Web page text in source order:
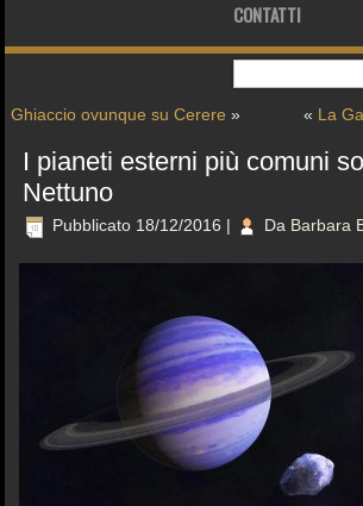
CONTATTI
Ghiaccio ovunque su Cerere » « La
I pianeti esterni più comuni
Nettuno
Pubblicato 18/12/2016 | Da Barbara